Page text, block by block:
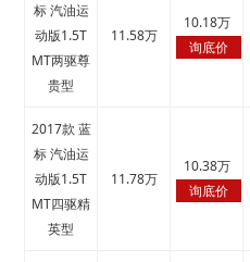
标 汽油运
动版1.5T
MT两驱尊
贵型
11.58万
10.18万
询底价
↓
2017款 蓝
标 汽油运
动版1.5T
MT四驱精
英型
11.78万
10.38万
询底价
↓